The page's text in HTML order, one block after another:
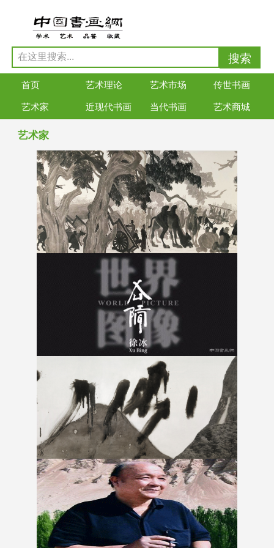
首页 艺术理论 艺术市场 传世书画
艺术家 近现代书画 当代书画 艺术商城
艺术家